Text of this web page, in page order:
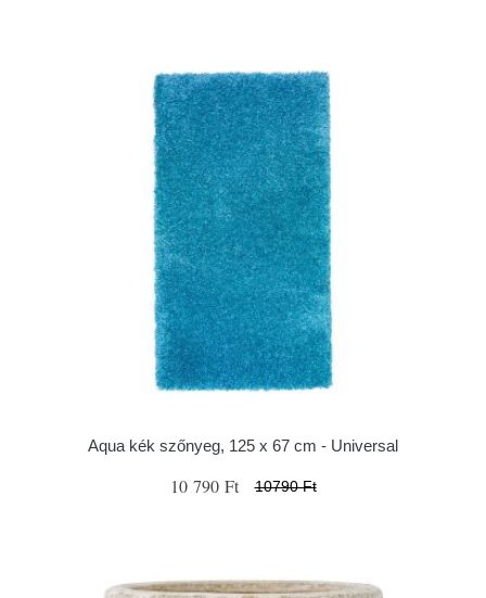
Aqua kék szőnyeg, 125 x 67 cm - Universal
10 790 Ft 10790 Ft